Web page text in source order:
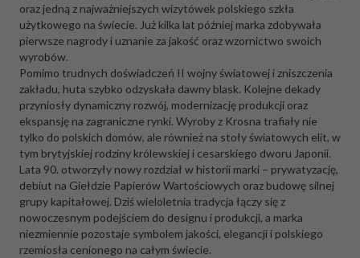
oraz jedną z najważniejszych wizytówek polskiego szkła
użytkowego na świecie. Już kilka lat później marka zdobywała
pierwsze nagrody i uznanie za jakość oraz wzornictwo swoich
wyrobów.
Pomimo trudnych doświadczeń II wojny światowej i zniszczenia
zakładu, huta szybko odzyskała dawny blask. Kolejne dekady
przyniosły dynamiczny rozwój, modernizację produkcji oraz
ekspansję na zagraniczne rynki. Wyroby z Krosna trafiały nie
tylko do polskich domów, ale również na stoły światowych elit, w
tym brytyjskiej rodziny królewskiej i cesarskiego dworu Japonii.
Lata 90. otworzyły nowy rozdział w historii marki – prywatyzację,
debiut na Giełdzie Papierów Wartościowych oraz budowę silnej
grupy kapitałowej. Dziś wieloletnia tradycja łączy się z
nowoczesnym podejściem do designu i produkcji, a marka
niezmiennie pozostaje symbolem jakości, elegancji i polskiego
rzemiosła cenionego na całym świecie.